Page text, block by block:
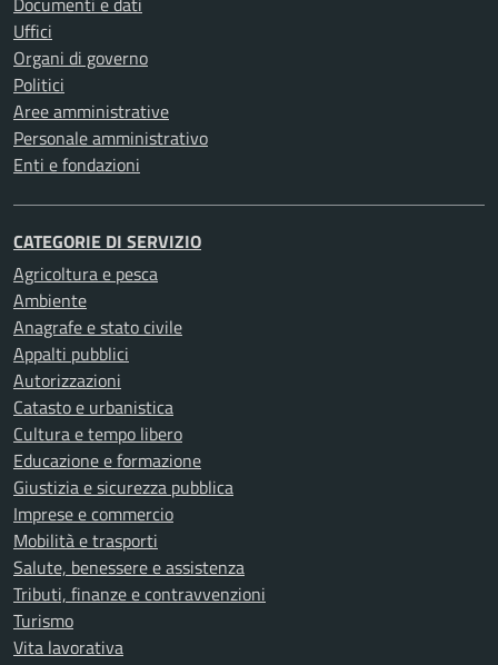
Uffici
Organi di governo
Politici
Aree amministrative
Personale amministrativo
Enti e fondazioni
CATEGORIE DI SERVIZIO
Agricoltura e pesca
Ambiente
Anagrafe e stato civile
Appalti pubblici
Autorizzazioni
Catasto e urbanistica
Cultura e tempo libero
Educazione e formazione
Giustizia e sicurezza pubblica
Imprese e commercio
Mobilità e trasporti
Salute, benessere e assistenza
Tributi, finanze e contravvenzioni
Turismo
Vita lavorativa